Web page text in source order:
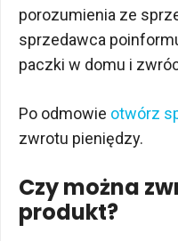
porozumienia ze
sprzedawca
paczki w domu i
Po odmowie otwórz
zwrotu pieniędzy.
Czy można
produkt?